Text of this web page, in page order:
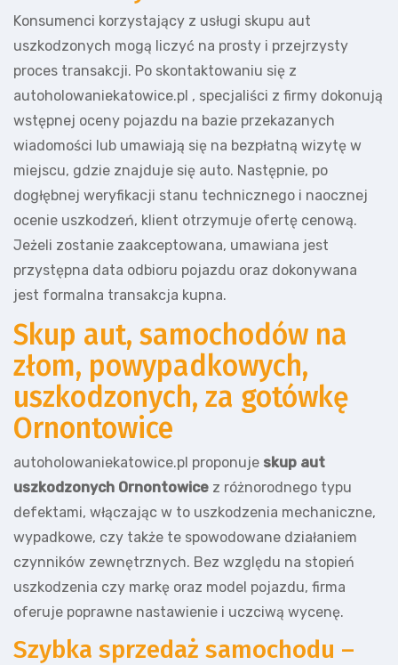
Konsumenci korzystający z usługi skupu aut
uszkodzonych mogą liczyć na prosty i przejrzysty
proces transakcji. Po skontaktowaniu się z
autoholowaniekatowice.pl , specjaliści z firmy dokonują
wstępnej oceny pojazdu na bazie przekazanych
wiadomości lub umawiają się na bezpłatną wizytę w
miejscu, gdzie znajduje się auto. Następnie, po
dogłębnej weryfikacji stanu technicznego i naocznej
ocenie uszkodzeń, klient otrzymuje ofertę cenową.
Jeżeli zostanie zaakceptowana, umawiana jest
przystępna data odbioru pojazdu oraz dokonywana
jest formalna transakcja kupna.
Skup aut, samochodów na
złom, powypadkowych,
uszkodzonych, za gotówkę
Ornontowice
autoholowaniekatowice.pl proponuje skup aut
uszkodzonych Ornontowice z różnorodnego typu
defektami, włączając w to uszkodzenia mechaniczne,
wypadkowe, czy także te spowodowane działaniem
czynników zewnętrznych. Bez względu na stopień
uszkodzenia czy markę oraz model pojazdu, firma
oferuje poprawne nastawienie i uczciwą wycenę.
Szybka sprzedaż samochodu –